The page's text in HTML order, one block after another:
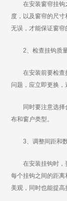
在安装窗帘挂钩
度，以及窗帘的尺
无误，才能保证窗帘
2、检查挂钩质
在安装前要检查挂
问题，应立即更换，
同时要注意选择合
布和窗户类型。
3、调整间距和
在安装挂钩时，要
每个挂钩之间的距
美观，同时也能提高